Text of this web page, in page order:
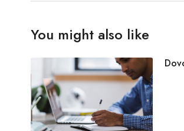
You might also like